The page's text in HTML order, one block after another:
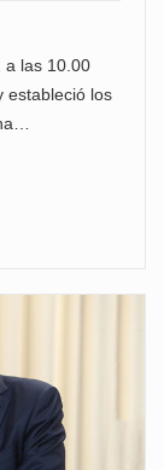
a las 10.00
estableció los